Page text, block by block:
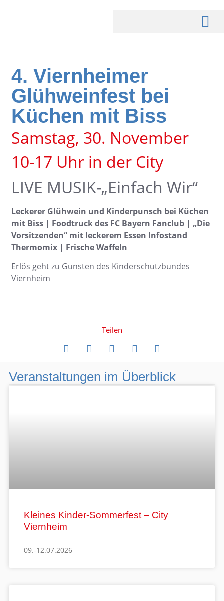
4. Viernheimer
Glühweinfest bei
Küchen mit Biss
Samstag, 30. November
10-17 Uhr in der City
LIVE MUSIK-„Einfach Wir“
Leckerer Glühwein und Kinderpunsch bei Küchen
mit Biss | Foodtruck des FC Bayern Fanclub | „Die
Vorsitzenden“ mit leckerem Essen Infostand
Thermomix | Frische Waffeln
Erlös geht zu Gunsten des Kinderschutzbundes
Viernheim
Teilen
Veranstaltungen im Überblick
Kleines Kinder-Sommerfest – City
Viernheim
09.-12.07.2026